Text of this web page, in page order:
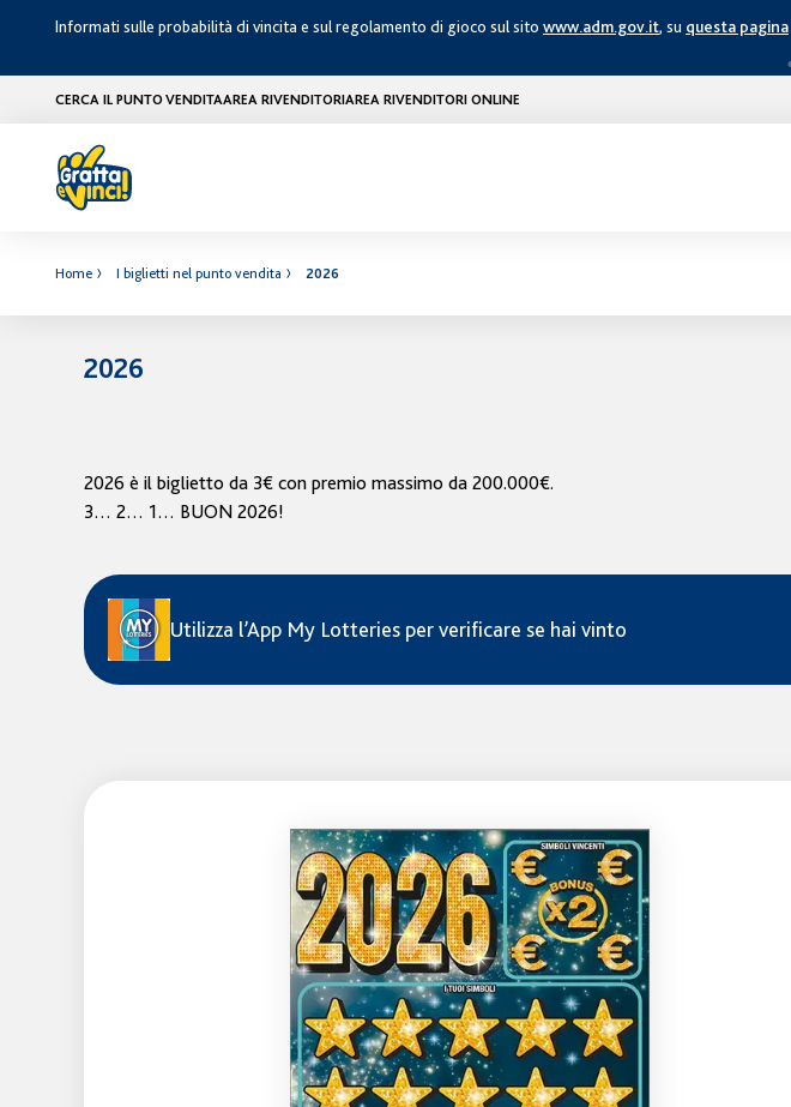
Informati sulle probabilità di vincita e sul regolamento di gioco sul sito www.adm.gov.it, su questa pagina
CERCA IL PUNTO VENDITAAREA RIVENDITORIAREA RIVENDITORI ONLINE
Home I biglietti nel punto vendita 2026
2026
2026 è il biglietto da 3€ con premio massimo da 200.000€.
3… 2… 1… BUON 2026!
Utilizza l’App My Lotteries per verificare se hai vinto